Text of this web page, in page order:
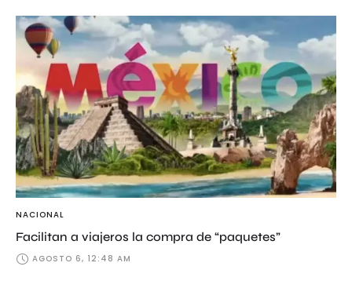
NACIONAL
Facilitan a viajeros la compra de “paquetes”
AGOSTO 6, 12:48 AM